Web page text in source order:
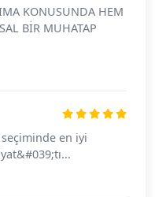
KONUSUNDA HEM
BİR MUHATAP
en iyi